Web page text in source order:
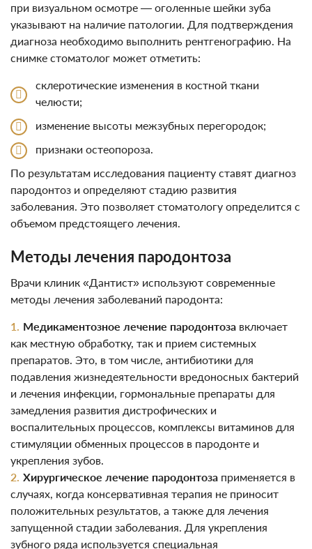
при визуальном осмотре — оголенные шейки зуба
указывают на наличие патологии. Для подтверждения
диагноза необходимо выполнить рентгенографию. На
снимке стоматолог может отметить:
склеротические изменения в костной ткани
челюсти;
изменение высоты межзубных перегородок;
признаки остеопороза.
По результатам исследования пациенту ставят диагноз
пародонтоз и определяют стадию развития
заболевания. Это позволяет стоматологу определится с
объемом предстоящего лечения.
Методы лечения пародонтоза
Врачи клиник «Дантист» используют современные
методы лечения заболеваний пародонта:
Медикаментозное лечение пародонтоза включает
как местную обработку, так и прием системных
препаратов. Это, в том числе, антибиотики для
подавления жизнедеятельности вредоносных бактерий
и лечения инфекции, гормональные препараты для
замедления развития дистрофических и
воспалительных процессов, комплексы витаминов для
стимуляции обменных процессов в пародонте и
укрепления зубов.
Хирургическое лечение пародонтоза применяется в
случаях, когда консервативная терапия не приносит
положительных результатов, а также для лечения
запущенной стадии заболевания. Для укрепления
зубного ряда используется специальная